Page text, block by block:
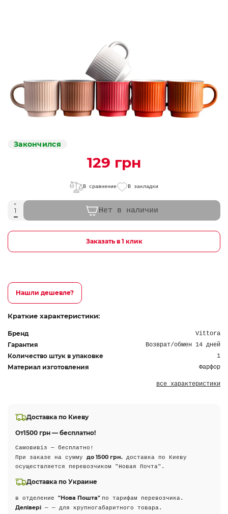
Закончился
129 грн
В сравнение В закладки
Нет в наличии
Заказать в 1 клик
Нашли дешевле?
Краткие характеристики:
Бренд Vittora
Гарантия Возврат/обмен 14 дней
Количество штук в упаковке 1
Материал изготовления Фарфор
все характеристики
Доставка по Киеву
От1500 грн — бесплатно!
Самовивіз — бесплатно!
При заказе на сумму до 1500 грн. доставка по Киеву
осуществляется перевозчиком "Новая Почта".
Доставка по Украине
в отделение "Нова Пошта" по тарифам перевозчика.
Делівері — — для крупногабаритного товара.